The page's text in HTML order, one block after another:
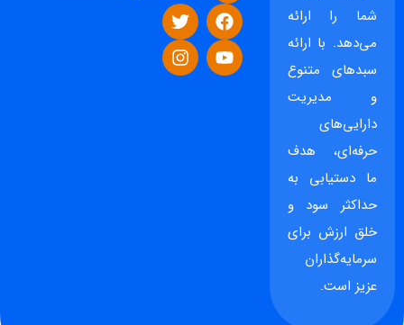
شما را ارائه
می‌دهد. با ارائه
سبدهای متنوع
و مدیریت
دارایی‌های
حرفه‌ای، هدف
ما دستیابی به
حداکثر سود و
خلق ارزش برای
سرمایه‌گذاران
عزیز است.